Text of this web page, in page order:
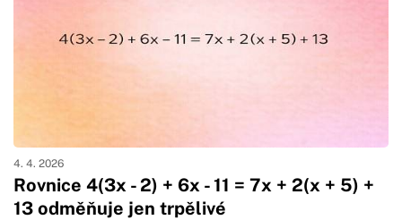
Rovnice 4(3x - 2) + 6x - 11 = 7x + 2(x + 5) +
13 odměňuje jen trpělivé
4. 4. 2026